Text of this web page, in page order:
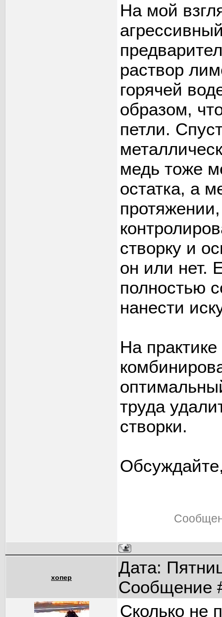
На мой
раствор
горячей
образом,
петли.
медь тоже
остатка, а
створку и
он или нет.
полностью
нанести
На
труда
створки.
хопер
Дата:
Сообщение
Сколько не